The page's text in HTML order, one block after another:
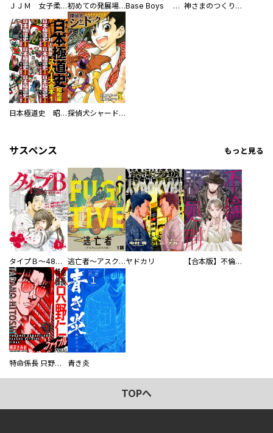
ＪＪＭ 女子柔道部物語 社会人編 初めての発展場 【白抜き修正版】 Base Boys 新装版 神さまのつくりかた。スーパー大合本
日本極道史 昭和編 スーパー大合本 探偵犬シャードック（新装版）
サスペンス もっと見る
タイプＢ～48時間後、致死率100％～【単話】 逃亡者～アスクレピオスの杖～ヤドカリ 【合本版】不倫処刑
特命係長 只野仁ファイナル 愛蔵版 青き炎
TOPへ